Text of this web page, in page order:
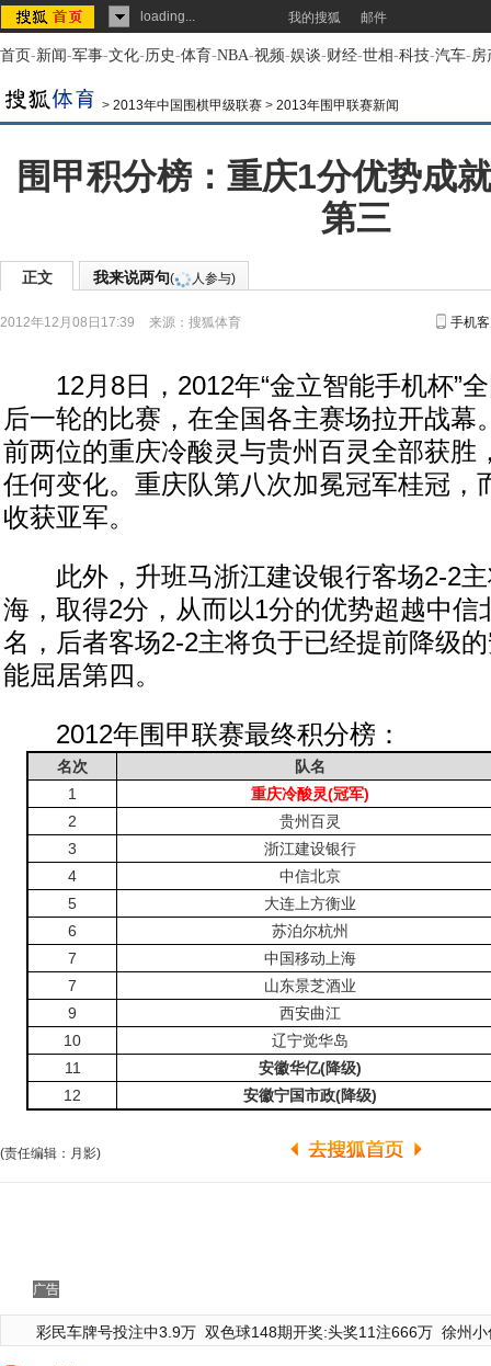
loading... 我的搜狐 邮件
首页-新闻-军事-文化-历史-体育-NBA-视频-娱谈-财经-世相-科技-汽车-房
> 2013年中国围棋甲级联赛 > 2013年围甲联赛新闻
围甲积分榜：重庆1分优势成
第三
正文 我来说两句( 人参与)
2012年12月08日17:39 来源： 搜狐体育 手机
12月8日，2012年“金立智能手机杯”
后一轮的比赛，在全国各主赛场拉开战幕
前两位的重庆冷酸灵与贵州百灵全部获胜
任何变化。重庆队第八次加冕冠军桂冠，
收获亚军。
此外，升班马浙江建设银行客场2-2主
海，取得2分，从而以1分的优势超越中信
名，后者客场2-2主将负于已经提前降级
能屈居第四。
2012年围甲联赛最终积分榜：
名次
队名
1
重庆冷酸灵(冠军)
2
贵州百灵
3
浙江建设银行
4
中信北京
5
大连上方衡业
6
苏泊尔杭州
7
中国移动上海
7
山东景芝酒业
9
西安曲江
10
辽宁觉华岛
11
安徽华亿(降级)
12
安徽宁国市政(降级)
(责任编辑：月影)
广告
彩民车牌号投注中3.9万 双色球148期开奖:头奖11注666万 徐州